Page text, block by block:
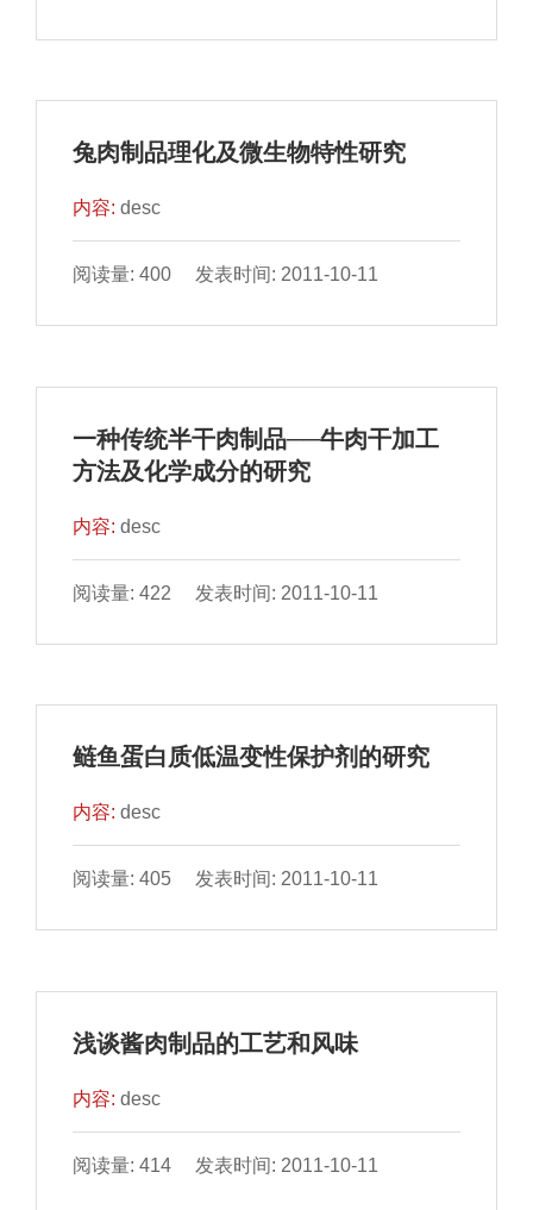
兔肉制品理化及微生物特性研究
内容:desc
阅读量: 400 发表时间: 2011-10-11
一种传统半干肉制品──牛肉干加工
方法及化学成分的研究
内容:desc
阅读量: 422 发表时间: 2011-10-11
鲢鱼蛋白质低温变性保护剂的研究
内容:desc
阅读量: 405 发表时间: 2011-10-11
浅谈酱肉制品的工艺和风味
内容:desc
阅读量: 414 发表时间: 2011-10-11